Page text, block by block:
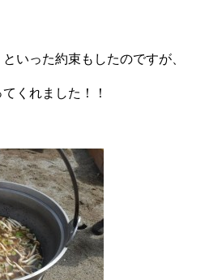
いった約束もしたのですが、
くれました！！